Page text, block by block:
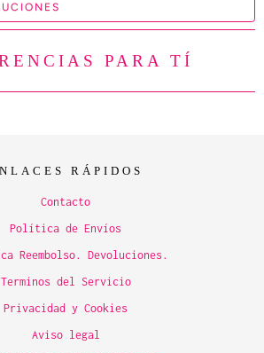
PARA TÍ
RÁPIDOS
Contacto
Política de Envíos
Reembolso. Devoluciones.
Terminos del Servicio
Privacidad y Cookies
Aviso legal